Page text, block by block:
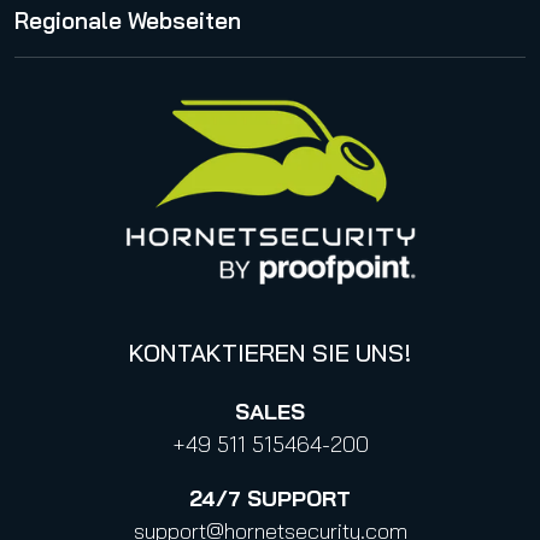
Karriere
Online Events & Webinare
Proofpoint Statement zum CLOUD Act
Impressum
Datenschutzhinweise für Bewerbungen
Regionale Webseiten
KONTAKTIEREN SIE UNS!
SALES
+49 511 515464-200
24/7 SUPPORT
support@hornetsecurity.com